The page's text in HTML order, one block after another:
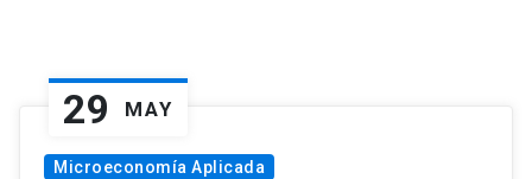
29 MAY
Microeconomía Aplicada